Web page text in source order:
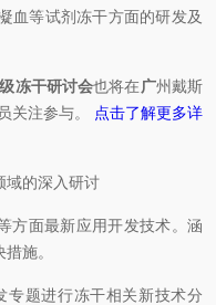
血等试剂冻干方面的研发及
冻干研讨会也将在广州戴斯
关注参与。
点击了解更多详
域的深入研讨
方面最新应用开发技术。涵
施。
专题进行冻干相关新技术分